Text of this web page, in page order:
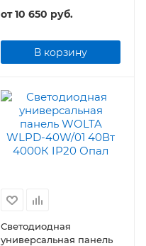
Office-36А IP54
595х595х40 32Вт 3840Лм
питания
от10 650 руб.
В корзину
Светодиодная
универсальная панель